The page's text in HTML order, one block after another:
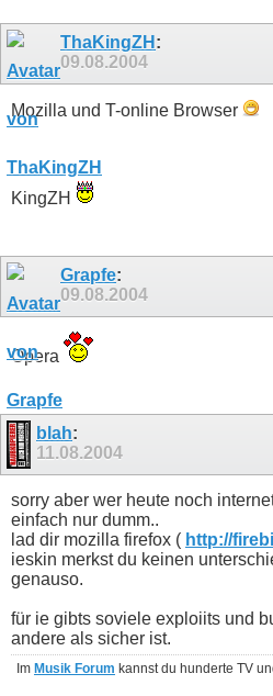
ThaKingZH :
09.08.2004
Mozilla und T-online Browser
KingZH
Grapfe:
09.08.2004
Opera
blah:
11.08.2004
sorry aber wer heute noch
einfach nur dumm..
lad dir mozilla firefox ( http://
ieskin merkst du keinen
genauso.
für ie gibts soviele exploiits und
andere als sicher ist.
Im Musik Forum kannst du hunderte TV